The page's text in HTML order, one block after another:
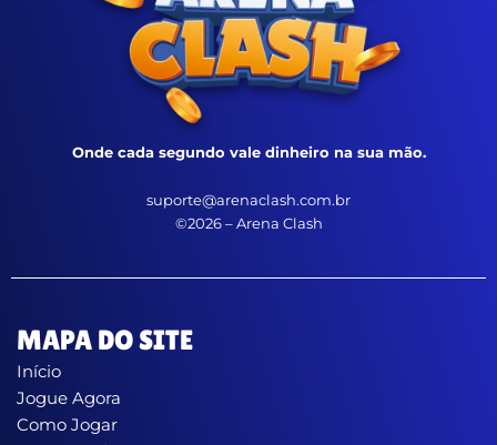
Onde cada segundo vale dinheiro na sua mão.
suporte@arenaclash.com.br
©2026 – Arena Clash
MAPA DO SITE
Início
Jogue Agora
Como Jogar